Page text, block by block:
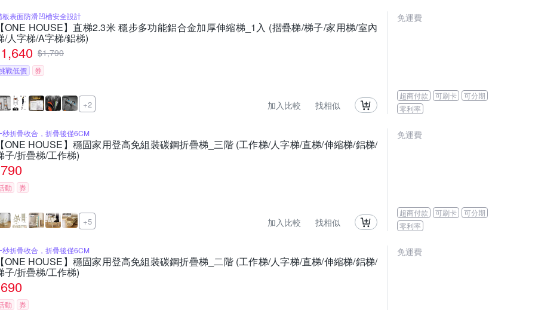
板表面防滑凹槽安全設計
ONE HOUSE】直梯2.3米 穩步多功能鋁合金加厚伸縮梯_1入 (摺疊梯/梯子/家用梯/室內
/人字梯/A字梯/鋁梯)
1,640 $1,790
戰低價 券
+2 加入比較 找相似
免運費
超商付款 可刷卡
可分期
零利率
秒折疊收合，折疊後僅6CM
ONE HOUSE】穩固家用登高免組裝碳鋼折疊梯_三階 (工作梯/人字梯/直梯/伸縮梯/鋁梯/
子/折疊梯/工作梯)
790
動 券
+5 加入比較 找相似
免運費
超商付款 可刷卡
可分期
零利率
秒折疊收合，折疊後僅6CM
ONE HOUSE】穩固家用登高免組裝碳鋼折疊梯_二階 (工作梯/人字梯/直梯/伸縮梯/鋁梯/
子/折疊梯/工作梯)
690
動 券
免運費